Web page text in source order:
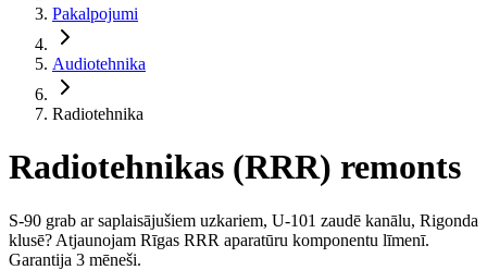
Pakalpojumi
Audiotehnika
Radiotehnika
Radiotehnikas (RRR) remonts
S-90 grab ar saplaisājušiem uzkariem, U-101 zaudē kanālu, Rigonda
klusē? Atjaunojam Rīgas RRR aparatūru komponentu līmenī.
Garantija 3 mēneši.